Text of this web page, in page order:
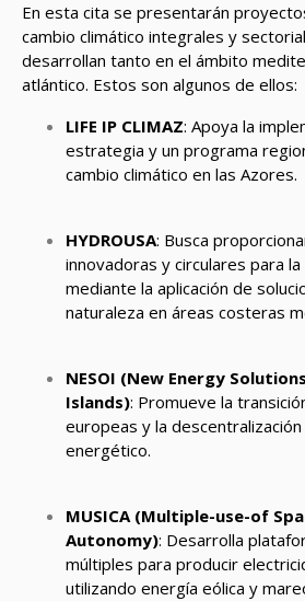
En esta cita se presentarán
cambio climático integrales y
desarrollan tanto en el ámbito
atlántico. Estos son algunos de ellos:
LIFE IP CLIMAZ: Apoya la
estrategia y un programa
cambio climático en las Azores.
HYDROUSA: Busca
innovadoras y circulares para
mediante la aplicación de
naturaleza en áreas costeras
NESOI (New Energy
Islands): Promueve la
europeas y la
energético.
MUSICA (Multiple-use-of
Autonomy): Desarrolla
múltiples para producir
utilizando energía eólica y